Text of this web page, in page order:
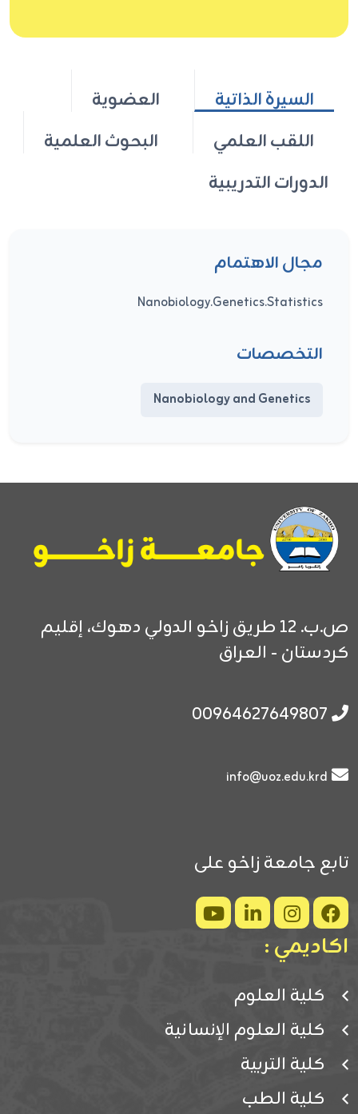
السيرة الذاتية
العضوية
اللقب العلمي
البحوث العلمية
الدورات التدريبية
مجال الاهتمام
Nanobiology.Genetics.Statistics
التخصصات
Nanobiology and Genetics
ص.ب. 12 طريق زاخو الدولي دهوك، إقليم
كردستان - العراق
00964627649807
info@uoz.edu.krd
تابع جامعة زاخو على
اكاديمي :
كلية العلوم
كلية العلوم الإنسانية
كلية التربية
كلية الطب